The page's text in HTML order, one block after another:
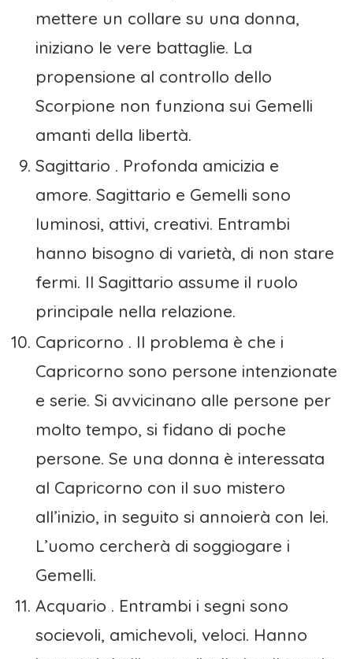
mettere un collare su una donna,
iniziano le vere battaglie. La
propensione al controllo dello
Scorpione non funziona sui Gemelli
amanti della libertà.
Sagittario . Profonda amicizia e
amore. Sagittario e Gemelli sono
luminosi, attivi, creativi. Entrambi
hanno bisogno di varietà, di non stare
fermi. Il Sagittario assume il ruolo
principale nella relazione.
Capricorno . Il problema è che i
Capricorno sono persone intenzionate
e serie. Si avvicinano alle persone per
molto tempo, si fidano di poche
persone. Se una donna è interessata
al Capricorno con il suo mistero
all’inizio, in seguito si annoierà con lei.
L’uomo cercherà di soggiogare i
Gemelli.
Acquario . Entrambi i segni sono
socievoli, amichevoli, veloci. Hanno